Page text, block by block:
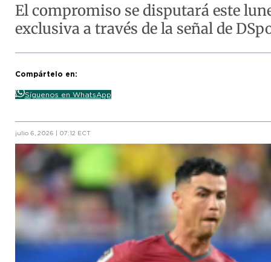
El compromiso se disputará este
exclusiva a través de la señal de
Compártelo en:
Síguenos en WhatsApp
julio 6, 2026 | 07:12 ECT